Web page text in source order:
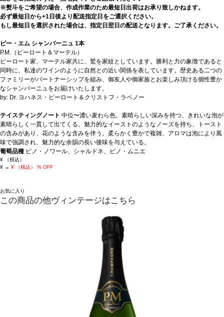
※熨斗をご希望の場合、作成作業のため最短日出荷はお承り致しかねます。
必ず最短日から+1日後より配送指定日をご選択ください。
もし最短日を選択された場合は、指定日翌日の配送となります。ご了承ください。
ピー・エム シャンパーニュ 1本
P.M.（ピーロート＆マーテル）
ピーロート家、マーテル家共に、鷲を家紋としています。勝利と力の象徴であると
同時に、私達のワインのように自然との近い関係を表しています。歴史ある二つの
ファミリーがパートナーシップを組み、御友人や御家族とお楽しみ頂ける個性豊か
なシャンパーニュをお届けいたします。
by: Dr. ヨハネス・ピーロート＆クリストフ・ラペノー
テイスティングノート 中位〜濃い麦わら色。素晴らしい深みを持つ、きれいな泡が
素晴らしく一貫して出てくる。魅力的なイーストのようなノーズを持ち、トースト
の含みがあり、花のような含みを伴う。柔らかく豊かで複雑、アロマは泡により風
味で強調され、魅力的な余韻の長い後味を与えている。
葡萄品種 ピノ・ノワール、シャルドネ、ピノ・ムニエ
¥
（税込）
¥ → ¥ （税込） % OFF
お気に入り
この商品の他ヴィンテージはこちら